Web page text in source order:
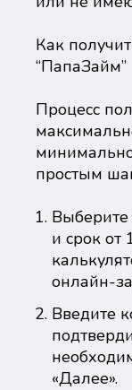
Как
“ПапаЗайм”
Процесс
простым
и срок
онлайн-
Введите
«Далее».